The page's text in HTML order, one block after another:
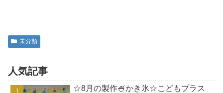
未分類
人気記事
☆8月の製作🍧かき氷☆こどもプラス